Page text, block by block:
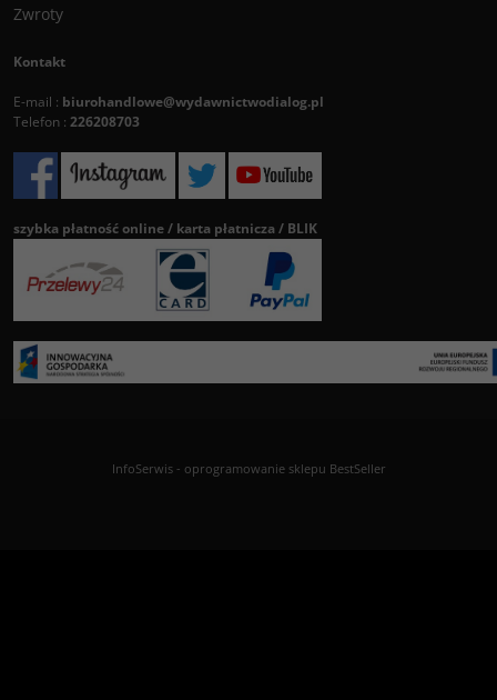
Zwroty
Kontakt
E-mail : biurohandlowe@wydawnictwodialog.pl
Telefon : 226208703
szybka płatność online / karta płatnicza / BLIK
InfoSerwis- oprogramowanie sklepu BestSeller